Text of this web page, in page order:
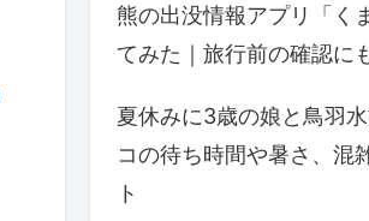
熊の出没情報アプリ「く
てみた｜旅行前の確認に
夏休みに3歳の娘と鳥羽
コの待ち時間や暑さ、混
ト